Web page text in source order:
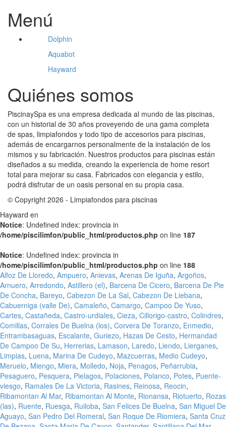
Menú
Dolphin
Aquabot
Hayward
Quiénes somos
PiscinaySpa es una empresa dedicada al mundo de las piscinas,
con un historial de 30 años proveyendo de una gama completa
de spas, limpiafondos y todo tipo de accesorios para piscinas,
además de encargarnos personalmente de la instalación de los
mismos y su fabricación. Nuestros productos para piscinas están
diseñados a su medida, creando la experiencia de home resort
total para mejorar su casa. Fabricados con elegancia y estilo,
podrá disfrutar de un oasis personal en su propia casa.
© Copyright 2026 - Limpiafondos para piscinas
Hayward en
Notice: Undefined index: provincia in
/home/piscilimfon/public_html/productos.php on line 187
Notice: Undefined index: provincia in
/home/piscilimfon/public_html/productos.php on line 188
Alfoz De Lloredo, Ampuero, Anievas, Arenas De Iguña, Argoños,
Arnuero, Arredondo, Astillero (el), Barcena De Cicero, Barcena De Pie
De Concha, Bareyo, Cabezon De La Sal, Cabezon De Liebana,
Cabuerniga (valle De), Camaleño, Camargo, Campoo De Yuso,
Cartes, Castañeda, Castro-urdiales, Cieza, Cillorigo-castro, Colindres,
Comillas, Corrales De Buelna (los), Corvera De Toranzo, Enmedio,
Entrambasaguas, Escalante, Guriezo, Hazas De Cesto, Hermandad
De Campoo De Su, Herrerias, Lamason, Laredo, Liendo, Lierganes,
Limpias, Luena, Marina De Cudeyo, Mazcuerras, Medio Cudeyo,
Meruelo, Miengo, Miera, Molledo, Noja, Penagos, Peñarrubia,
Pesaguero, Pesquera, Pielagos, Polaciones, Polanco, Potes, Puente-
viesgo, Ramales De La Victoria, Rasines, Reinosa, Reocin,
Ribamontan Al Mar, Ribamontan Al Monte, Rionansa, Riotuerto, Rozas
(las), Ruente, Ruesga, Ruiloba, San Felices De Buelna, San Miguel De
Aguayo, San Pedro Del Romeral, San Roque De Riomiera, Santa Cruz